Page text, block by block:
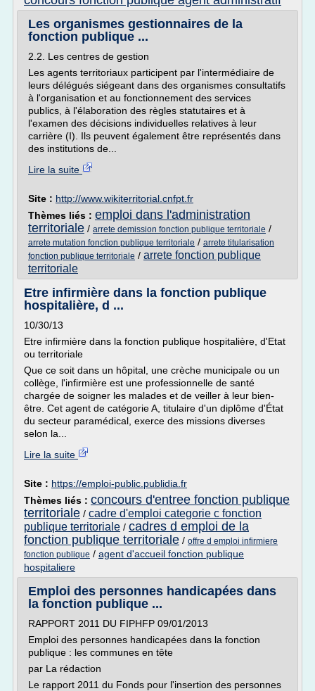
Les organismes gestionnaires de la
fonction publique ...
2.2. Les centres de gestion
Les agents territoriaux participent par l'intermédiaire de
leurs délégués siégeant dans des organismes consultatifs
à l'organisation et au fonctionnement des services
publics, à l'élaboration des règles statutaires et à
l'examen des décisions individuelles relatives à leur
carrière (I). Ils peuvent également être représentés dans
des institutions de...
Lire la suite
Site : http://www.wikiterritorial.cnfpt.fr
Thèmes liés : emploi dans l'administration
territoriale / arrete demission fonction publique territoriale /
arrete mutation fonction publique territoriale / arrete titularisation
fonction publique territoriale / arrete fonction publique
territoriale
Etre infirmière dans la fonction publique
hospitalière, d ...
10/30/13
Etre infirmière dans la fonction publique hospitalière, d'Etat
ou territoriale
Que ce soit dans un hôpital, une crèche municipale ou un
collège, l'infirmière est une professionnelle de santé
chargée de soigner les malades et de veiller à leur bien-
être. Cet agent de catégorie A, titulaire d'un diplôme d'État
du secteur paramédical, exerce des missions diverses
selon la...
Lire la suite
Site : https://emploi-public.publidia.fr
Thèmes liés : concours d'entree fonction publique
territoriale / cadre d'emploi categorie c fonction
publique territoriale / cadres d emploi de la
fonction publique territoriale / offre d emploi infirmiere
fonction publique / agent d'accueil fonction publique
hospitaliere
Emploi des personnes handicapées dans
la fonction publique ...
RAPPORT 2011 DU FIPHFP 09/01/2013
Emploi des personnes handicapées dans la fonction
publique : les communes en tête
par La rédaction
Le rapport 2011 du Fonds pour l'insertion des personnes